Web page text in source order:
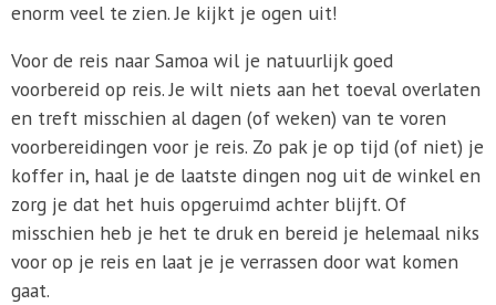
enorm veel te zien. Je kijkt je ogen uit!
Voor de reis naar Samoa wil je natuurlijk goed
voorbereid op reis. Je wilt niets aan het toeval overlaten
en treft misschien al dagen (of weken) van te voren
voorbereidingen voor je reis. Zo pak je op tijd (of niet) je
koffer in, haal je de laatste dingen nog uit de winkel en
zorg je dat het huis opgeruimd achter blijft. Of
misschien heb je het te druk en bereid je helemaal niks
voor op je reis en laat je je verrassen door wat komen
gaat.